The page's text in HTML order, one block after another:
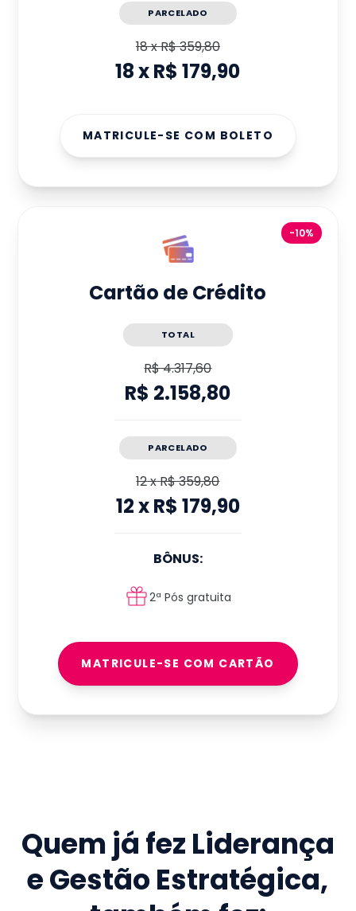
PARCELADO
18xR$ 359,80
18xR$ 179,90
MATRICULE-SE COM BOLETO
-10%
Cartão de Crédito
TOTAL
R$ 4.317,60
R$ 2.158,80
PARCELADO
12xR$ 359,80
12xR$ 179,90
BÔNUS:
2ª Pós gratuita
MATRICULE-SE COM CARTÃO
Quem já fez Liderança
e Gestão Estratégica,